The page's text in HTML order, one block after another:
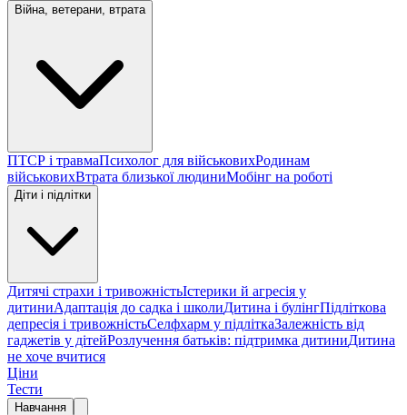
Війна, ветерани, втрата
ПТСР і травмаПсихолог для військовихРодинам
військовихВтрата близької людиниМобінг на роботі
Діти і підлітки
Дитячі страхи і тривожністьІстерики й агресія у
дитиниАдаптація до садка і школиДитина і булінгПідліткова
депресія і тривожністьСелфхарм у підліткаЗалежність від
гаджетів у дітейРозлучення батьків: підтримка дитиниДитина
не хоче вчитися
Ціни
Тести
Навчання